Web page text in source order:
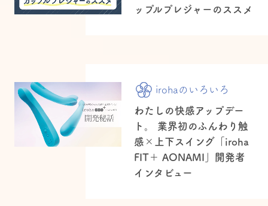
ップルプレジャーのススメ
irohaのいろいろ
わたしの快感アップデー
ト。 業界初のふんわり触
感×上下スイング「iroha
FIT＋ AONAMI」開発者
インタビュー